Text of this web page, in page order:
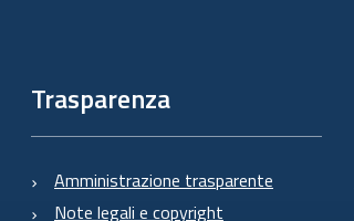
Trasparenza
Amministrazione trasparente
Note legali e copyright